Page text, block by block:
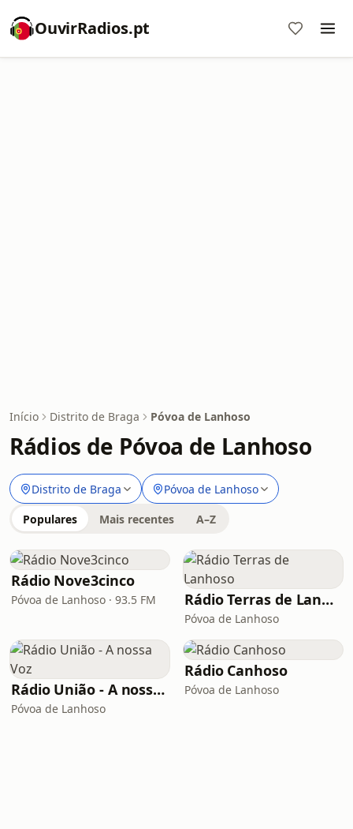
OuvirRadios.pt
Início Distrito de Braga Póvoa de Lanhoso
Rádios de Póvoa de Lanhoso
Distrito de Braga Póvoa de Lanhoso
Populares Mais recentes A–Z
Rádio Nove3cinco
Póvoa de Lanhoso · 93.5 FM Rádio Terras de Lanhoso
Póvoa de Lanhoso
Rádio União - A nossa Voz
Póvoa de Lanhoso
Rádio Canhoso
Póvoa de Lanhoso